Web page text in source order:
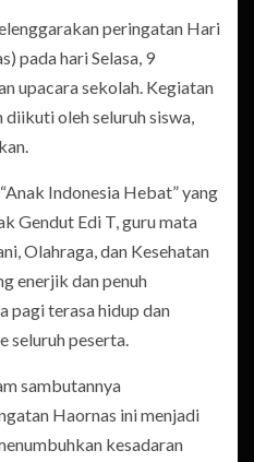
peringatan Hari
pada hari Selasa, 9
upacara sekolah. Kegiatan
diikuti oleh seluruh siswa,
Indonesia Hebat” yang
Gendut Edi T, guru mata
Olahraga, dan Kesehatan
enerjik dan penuh
pagi terasa hidup dan
seluruh peserta.
sambutannya
Haornas ini menjadi
kesadaran